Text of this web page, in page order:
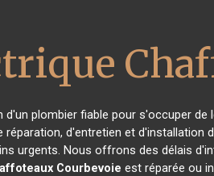
d'un plombier fiable pour s'occuper
d'entretien et d'installation
urgents. Nous offrons des délais
Courbevoie est réparée ou